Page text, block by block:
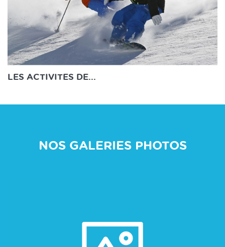
LES ACTIVITES DE...
NOS GALERIES PHOTOS